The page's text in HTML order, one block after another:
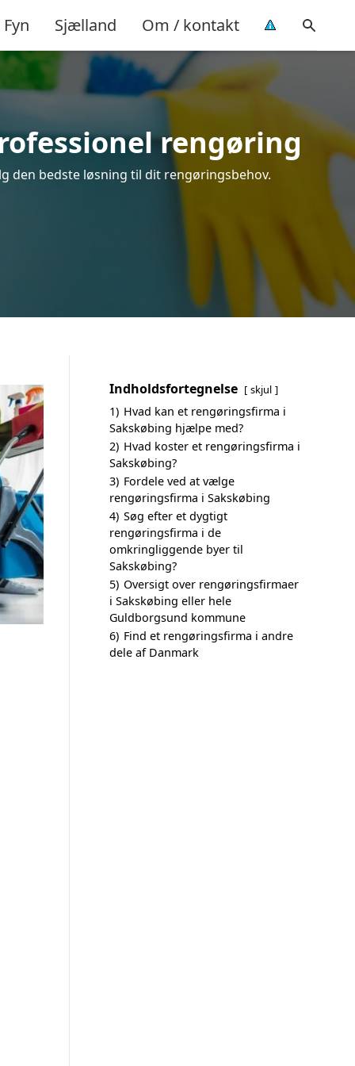
Fyn Sjælland Om / kontakt
rengøring
den bedste løsning til dit rengøringsbehov.
Indholdsfortegnelse skjul
1) Hvad kan et rengøringsfirma i
Sakskøbing hjælpe med?
2) Hvad koster et rengøringsfirma i
Sakskøbing?
3) Fordele ved at vælge
rengøringsfirma i Sakskøbing
4) Søg efter et dygtigt
rengøringsfirma i de
omkringliggende byer til
Sakskøbing?
5) Oversigt over rengøringsfirmaer
i Sakskøbing eller hele
Guldborgsund kommune
6) Find et rengøringsfirma i andre
dele af Danmark